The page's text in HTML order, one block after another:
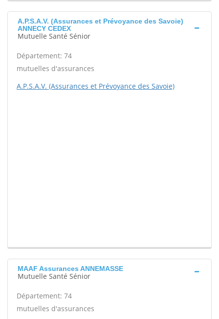
A.P.S.A.V. (Assurances et Prévoyance des Savoie)
ANNECY CEDEX
Mutuelle Santé Sénior
Département: 74
mutuelles d'assurances
A.P.S.A.V. (Assurances et Prévoyance des Savoie)
MAAF Assurances ANNEMASSE
Mutuelle Santé Sénior
Département: 74
mutuelles d'assurances